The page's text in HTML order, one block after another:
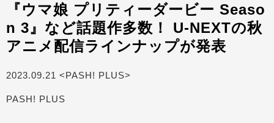
『ウマ娘 プリティーダービー Seaso
n 3』など話題作多数！ U-NEXTの秋
アニメ配信ラインナップが発表
2023.09.21 <PASH! PLUS>
PASH! PLUS